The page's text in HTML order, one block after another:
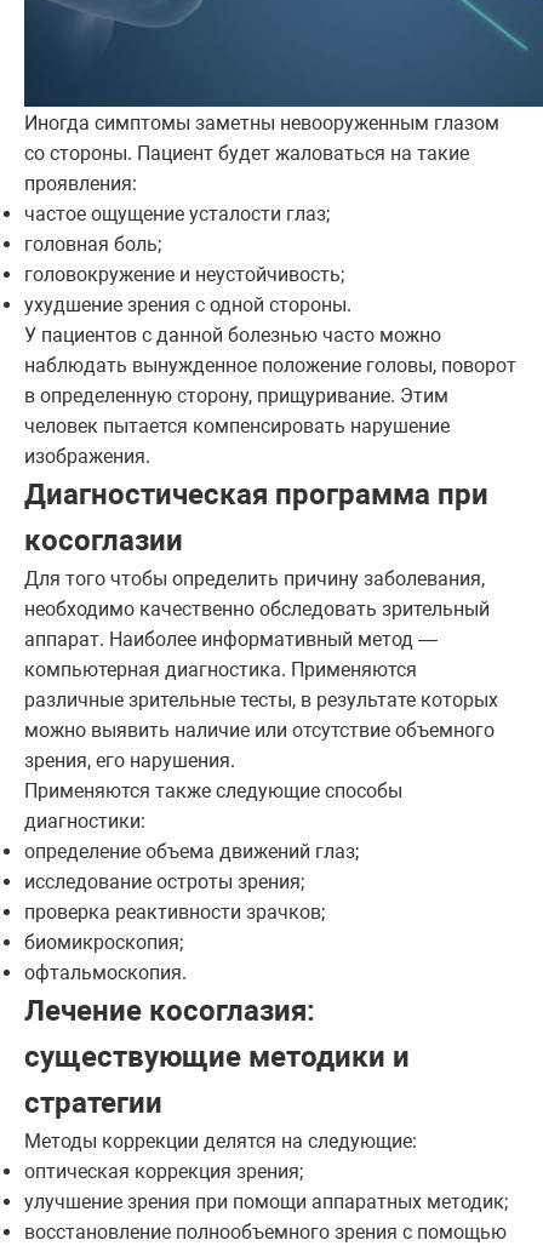
Иногда симптомы заметны невооруженным глазом
со стороны. Пациент будет жаловаться на такие
проявления:
частое ощущение усталости глаз;
головная боль;
головокружение и неустойчивость;
ухудшение зрения с одной стороны.
У пациентов с данной болезнью часто можно
наблюдать вынужденное положение головы, поворот
в определенную сторону, прищуривание. Этим
человек пытается компенсировать нарушение
изображения.
Диагностическая программа при
косоглазии
Для того чтобы определить причину заболевания,
необходимо качественно обследовать зрительный
аппарат. Наиболее информативный метод —
компьютерная диагностика. Применяются
различные зрительные тесты, в результате которых
можно выявить наличие или отсутствие объемного
зрения, его нарушения.
Применяются также следующие способы
диагностики:
определение объема движений глаз;
исследование остроты зрения;
проверка реактивности зрачков;
биомикроскопия;
офтальмоскопия.
Лечение косоглазия:
существующие методики и
стратегии
Методы коррекции делятся на следующие:
оптическая коррекция зрения;
улучшение зрения при помощи аппаратных методик;
восстановление полнообъемного зрения с помощью